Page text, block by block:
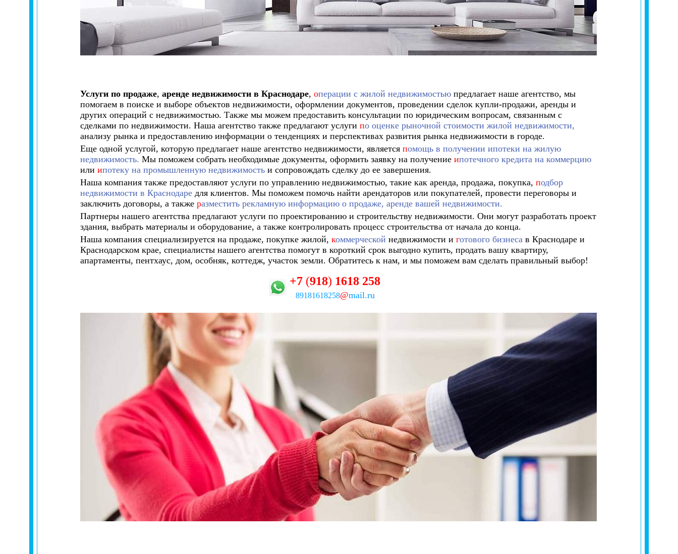
Услуги по продаже, аренде недвижимости в Краснодаре, операции с жилой недвижимостьюпредлагает наше агентство, мы
помогаем в поиске и выборе объектов недвижимости, оформлении документов, проведении сделок купли-продажи, аренды и
других операций с недвижимостью. Также мы можем предоставить консультации по юридическим вопросам, связанным с
сделками по недвижимости. Наша агентство также предлагают услуги по оценке рыночной стоимости жилой недвижимости,
анализу рынка и предоставлению информации о тенденциях и перспективах развития рынка недвижимости в городе.
Еще одной услугой, которую предлагает наше агентство недвижимости, является помощь в получении ипотеки на жилую
недвижимость. Мы поможем собрать необходимые документы, оформить заявку на получение ипотечного кредита на коммерцию
или ипотеку на промышленную недвижимостьи сопровождать сделку до ее завершения.
Наша компания также предоставляют услуги по управлению недвижимостью, такие как аренда, продажа, покупка, подбор
недвижимости в Краснодаредля клиентов. Мы поможем помочь найти арендаторов или покупателей, провести переговоры и
заключить договоры, а также разместить рекламную информацию о продаже, аренде вашей недвижимости.
Партнеры нашего агентства предлагают услуги по проектированию и строительству недвижимости. Они могут разработать проект
здания, выбрать материалы и оборудование, а также контролировать процесс строительства от начала до конца.
Наша компания специализируется на продаже, покупке жилой, коммерческой недвижимости и готового бизнесав Краснодаре и
Краснодарском крае, специалисты нашего агентства помогут в короткий срок выгодно купить, продать вашу квартиру,
апартаменты, пентхаус, дом, особняк, коттедж, участок земли. Обратитесь к нам, и мы поможем вам сделать правильный выбор!
+7(918) 1618 258
89181618258@mail.ru